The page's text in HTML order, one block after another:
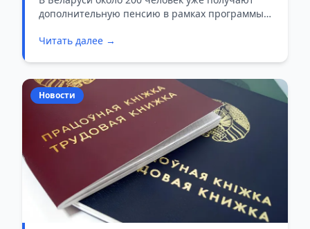
дополнительную пенсию в рамках программы
страхования с государственной поддержкой
Читать далее →
Новости